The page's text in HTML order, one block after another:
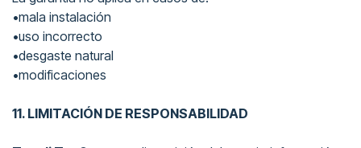
•mala instalación
•uso incorrecto
•desgaste natural
•modificaciones
11. LIMITACIÓN DE RESPONSABILIDAD